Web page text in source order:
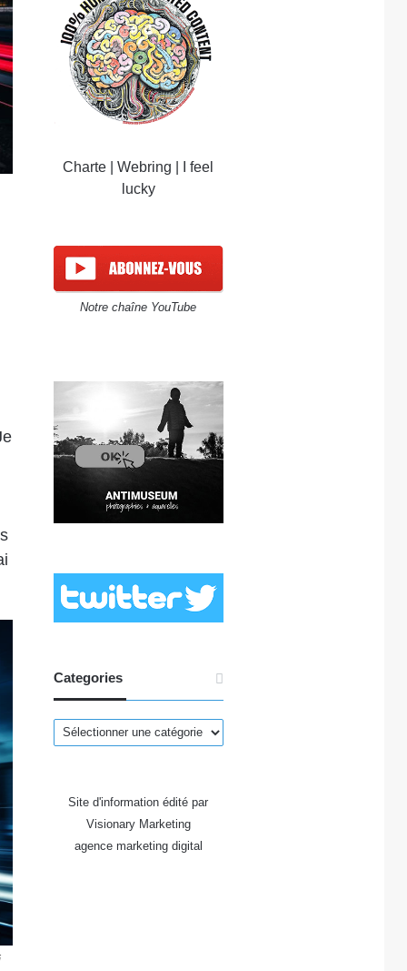
Charte |Webring
I feel
lucky
Notre chaîne YouTube
Categories
Categories
Site d'information édité par
Visionary Marketing
agence marketing digital